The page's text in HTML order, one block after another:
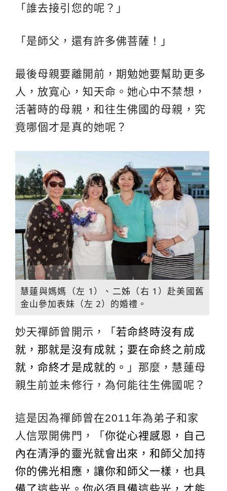
「誰去接引您的呢？」
「是師父，還有許多佛菩薩！」
最後母親要離開前，期勉她要幫助更多
人，放寬心，知天命。她心中不禁想，
活著時的母親，和往生佛國的母親，究
竟哪個才是真的她呢？
慧蓮與媽媽（左 1）、二姊（右 1）赴美國舊
金山參加表妹（左 2）的婚禮。
妙天禪師曾開示，「 若命終時沒有成
就，那就是沒有成就；要在命終之前成
就，命終才是成就的。 」那麼，慧蓮母
親生前並未修行，為何能往生佛國呢？
這是因為禪師曾在2011年為弟子和家
人信眾開佛門，「 你從心裡感恩，自己
內在清淨的靈光就會出來，和師父加持
你的佛光相應，讓你和師父一樣，也具
備了這些光。你必須具備這些光，才能